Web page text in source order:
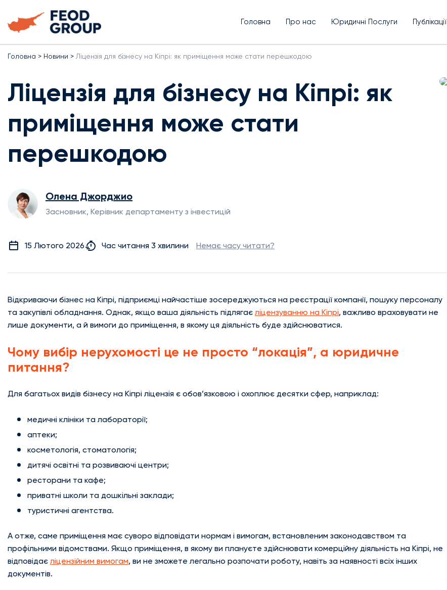
Головна Про нас Юридичні Послуги Публікації
Головна > Новини > Ліцензія для бізнесу на Кіпрі: як приміщення може стати перешкодою
Ліцензія для бізнесу на Кіпрі: як
приміщення може стати
перешкодою
Олена Джорджио
Засновник, Керівник департаменту з інвестицій
15 Лютого 2026 Час читання 3 хвилини Немає часу читати?
Відкриваючи бізнес на Кіпрі, підприємці найчастіше зосереджуються на реєстрації компанії, пошуку персоналу
та закупівлі обладнання. Однак, якщо ваша діяльність підлягає ліцензуванню на Кіпрі, важливо враховувати не
лише документи, а й вимоги до приміщення, в якому ця діяльність буде здійснюватися.
Чому вибір нерухомості це не просто “локація”, а юридичне
питання?
Для багатьох видів бізнесу на Кіпрі ліцензія є обов’язковою і охоплює десятки сфер, наприклад:
медичні клініки та лабораторії;
аптеки;
косметологія, стоматологія;
дитячі освітні та розвиваючі центри;
ресторани та кафе;
приватні школи та дошкільні заклади;
туристичні агентства.
А отже, саме приміщення має суворо відповідати нормам і вимогам, встановленим законодавством та
профільними відомствами. Якщо приміщення, в якому ви плануєте здійснювати комерційну діяльність на Кіпрі, не
відповідає ліцензійним вимогам, ви не зможете легально розпочати роботу, навіть за наявності всіх інших
документів.